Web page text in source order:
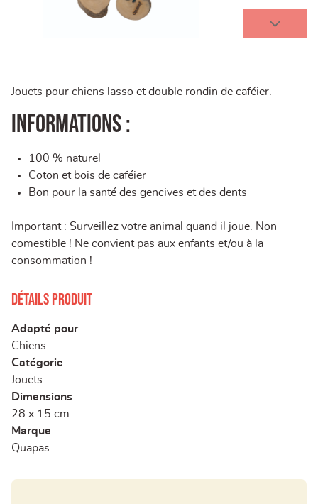
Jouets pour chiens lasso et double rondin de caféier.
Informations :
100 % naturel
Coton et bois de caféier
Bon pour la santé des gencives et des dents
Important : Surveillez votre animal quand il joue. Non
comestible ! Ne convient pas aux enfants et/ou à la
consommation !
Détails produit
Adapté pour
Chiens
Catégorie
Jouets
Dimensions
28 x 15 cm
Marque
Quapas